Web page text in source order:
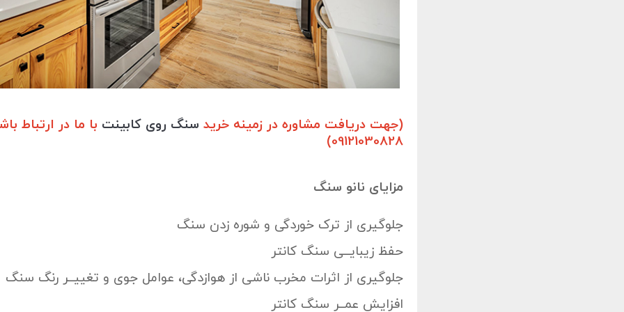
(جهت دریافت مشاوره در زمینه خرید سنگ روی کابینت با ما در ارتباط
09121030828)
مزایای نانو سنگ
جلوگیری از ترک خوردگی و شوره زدن سنگ
حفظ زیبایــی سنگ کانتر
جلوگیری از اثرات مخرب ناشی از هوازدگی، عوامل جوی و تغییــر رنگ سنگ
افزایش عمــر سنگ کانتر